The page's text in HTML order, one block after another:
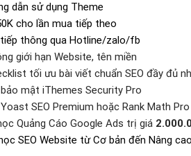
dẫn sử dụng Theme
cho lần mua tiếp theo
thông qua Hotline/zalo/fb
giới hạn Website, tên miền
tối ưu bài viết chuẩn SEO đầy đủ
mật iThemes Security Pro
SEO Premium hoặc Rank Math Pro
Quảng Cáo Google Ads trị giá
SEO Website từ Cơ bản đến Nâng